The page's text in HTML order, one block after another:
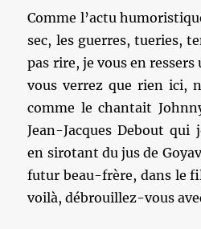
Comme l’actu
sec, les guerres, tueries,
pas rire, je vous en ressers
vous verrez que rien ici,
comme le chantait
Jean-Jacques Debout qui
en sirotant du jus de
futur beau-frère, dans le
voilà, débrouillez-vous